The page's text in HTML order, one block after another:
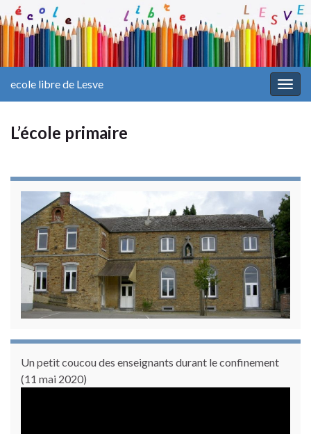
ecole libre de Lesve
L’école primaire
Un petit coucou des enseignants durant le confinement
(11 mai 2020)